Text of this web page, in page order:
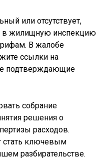
или отсутствует,
в жилищную инспекцию
В жалобе
ссылки на
подтверждающие
собрание
решения о
расходов.
стать ключевым
разбирательстве.